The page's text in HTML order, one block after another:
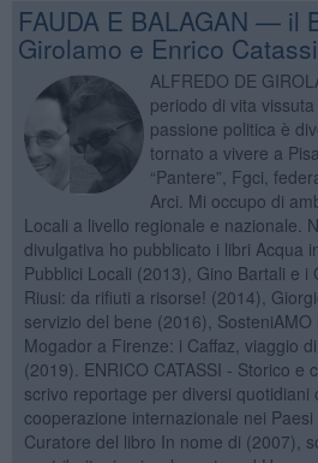
FAUDA E BALAGAN — il
Girolamo e Enrico Catassi
ALFREDO DE
periodo di vita
passione politica è
tornato a vivere a
“Pantere”, Fgci,
Arci. Mi occupo di
Locali a livello regionale e nazionale.
divulgativa ho pubblicato i libri Acqua
Pubblici Locali (2013), Gino Bartali e i
Riusi: da rifiuti a risorse! (2014),
servizio del bene (2016),
Mogador a Firenze: i Caffaz, viaggio
(2019). ENRICO CATASSI - Storico e
scrivo reportage per diversi quotidiani
cooperazione internazionale nei Paesi
Curatore del libro In nome di (2007),